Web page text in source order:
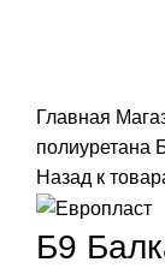
Главная
полиуретана
Назад к
Б9